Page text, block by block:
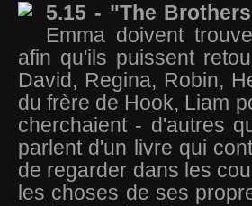
5.15 - "The
Emma doivent
afin qu'ils puissent
David, Regina, Robin,
du frère de Hook, Liam
cherchaient - d'autres
parlent d'un livre qui
de regarder dans les
les choses de ses